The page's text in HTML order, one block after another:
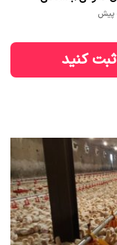
کنید